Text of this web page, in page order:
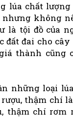
lúa chất
không
là tội đồ của
đất đai cho
thành cũng
những loại
rượu, thậm chí
thậm chí